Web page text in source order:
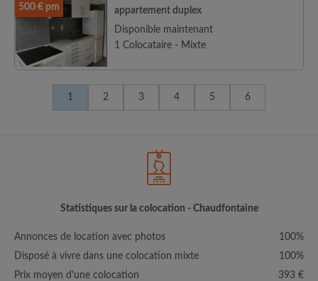
500 € pm
appartement duplex
Disponible maintenant
1 Colocataire - Mixte
1 2 3 4 5 6
Statistiques sur la colocation - Chaudfontaine
Annonces de location avec photos
100%
Disposé à vivre dans une colocation mixte
100%
Prix moyen d'une colocation
393 €